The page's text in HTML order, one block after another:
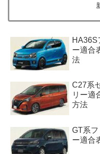
HA36S
ー適合
法
C27系
リー適
方法
GT系
ー適合